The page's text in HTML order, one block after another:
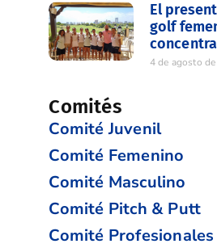
El
golf
4 de agosto
Comités
Comité Juvenil
Comité Femenino
Comité Masculino
Comité Pitch & Putt
Comité Profesionales